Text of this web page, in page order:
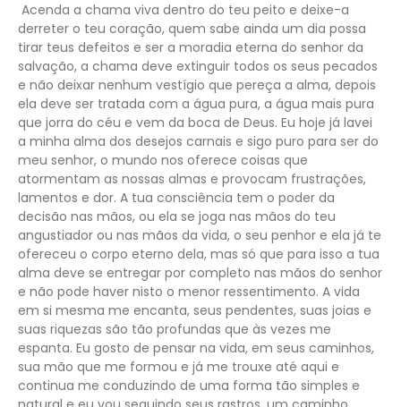
Acenda a chama viva dentro do teu peito e deixe-a
derreter o teu coração, quem sabe ainda um dia possa
tirar teus defeitos e ser a moradia eterna do senhor da
salvação, a chama deve extinguir todos os seus pecados
e não deixar nenhum vestígio que pereça a alma, depois
ela deve ser tratada com a água pura, a água mais pura
que jorra do céu e vem da boca de Deus. Eu hoje já lavei
a minha alma dos desejos carnais e sigo puro para ser do
meu senhor, o mundo nos oferece coisas que
atormentam as nossas almas e provocam frustrações,
lamentos e dor. A tua consciência tem o poder da
decisão nas mãos, ou ela se joga nas mãos do teu
angustiador ou nas mãos da vida, o seu penhor e ela já te
ofereceu o corpo eterno dela, mas só que para isso a tua
alma deve se entregar por completo nas mãos do senhor
e não pode haver nisto o menor ressentimento. A vida
em si mesma me encanta, seus pendentes, suas joias e
suas riquezas são tão profundas que às vezes me
espanta. Eu gosto de pensar na vida, em seus caminhos,
sua mão que me formou e já me trouxe até aqui e
continua me conduzindo de uma forma tão simples e